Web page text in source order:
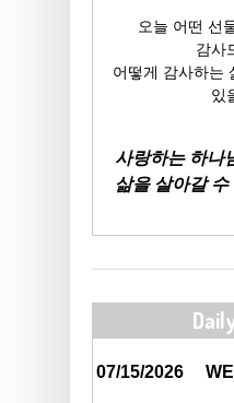
오늘 어떤 선
감사
어떻게 감사하는
있
사랑하는 하나
삶을 살아갈
07/15/2026